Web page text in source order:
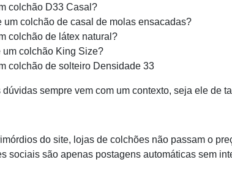
colchão D33 Casal?
um colchão de casal de molas ensacadas?
colchão de látex natural?
um colchão King Size?
colchão de solteiro Densidade 33
sempre vem com um contexto, seja ele de
do site, lojas de colchões não passam o
sociais são apenas postagens automáticas sem